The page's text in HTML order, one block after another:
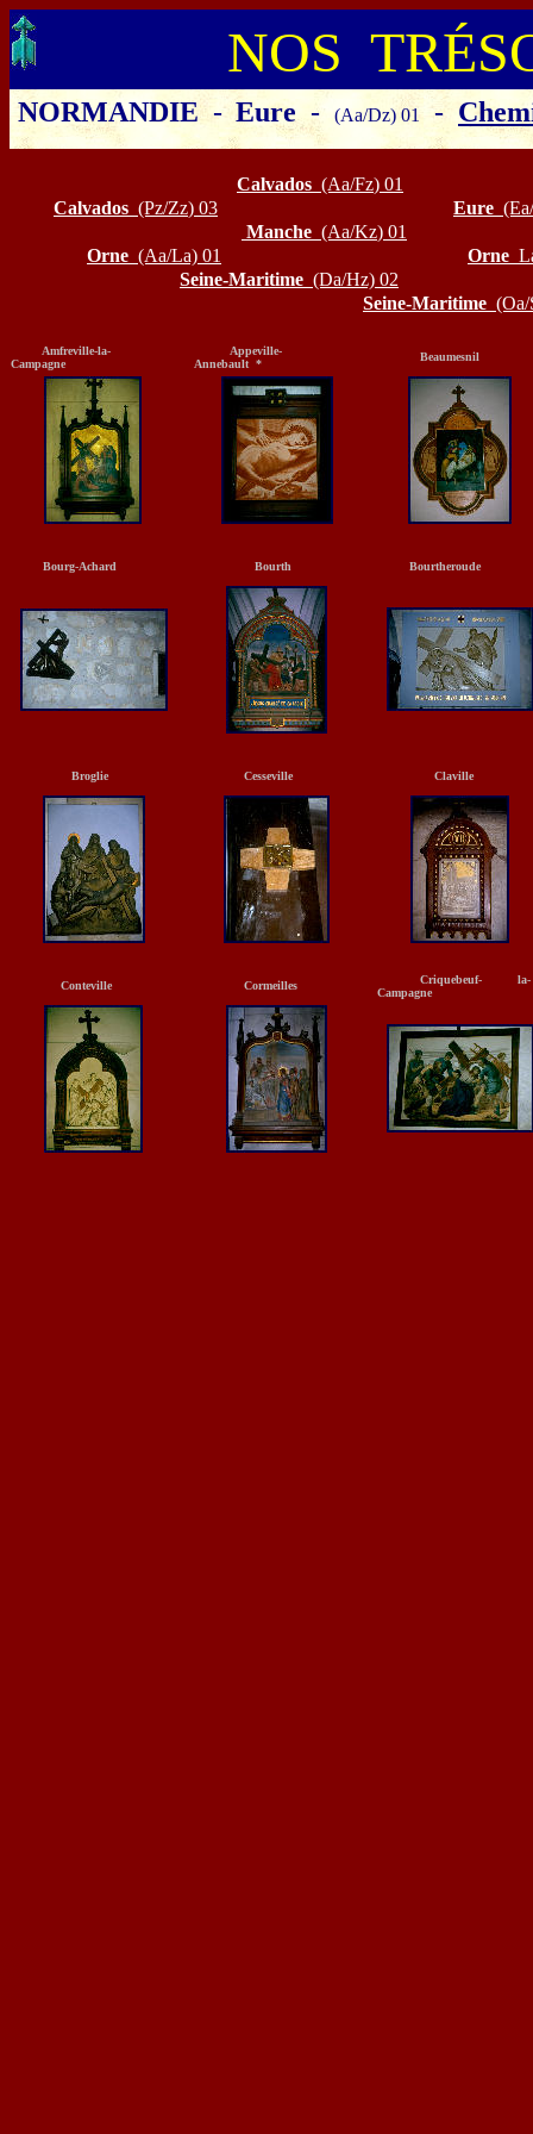
NOS
NORMANDIE - Eure - (Aa/Dz) 01 -
Cliquer sur le département ou
Calvados (Aa/Fz) 01
Calvados (Pz/Zz) 03 Eure
Manche (Aa/Kz) 01
Orne (Aa/La) 01 Orne
Seine-Maritime (Da/Hz) 02
Seine-Maritime (Oa/
Amfreville-la-
Campagne
Appeville-
Annebault *
Beaumesnil
Bourg-Achard Bourth Bourtheroude
Broglie Cesseville Claville
Conteville Cormeilles
Criquebeuf- la-
Campagne